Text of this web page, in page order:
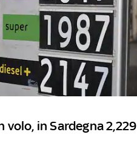
volo, in Sardegna 2,229